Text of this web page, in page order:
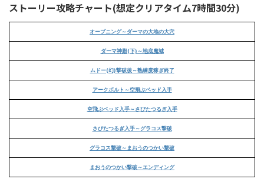
ストーリー攻略チャート(想定クリアタイム7時間30分)
オープニング～ダーマの大地の大穴
ダーマ神殿(下)～地底魔城
ムドー(幻)撃破後～熟練度稼ぎ終了
アークボルト～空飛ぶベッド入手
空飛ぶベッド入手～さびたつるぎ入手
さびたつるぎ入手～グラコス撃破
グラコス撃破～まおうのつかい撃破
まおうのつかい撃破～エンディング